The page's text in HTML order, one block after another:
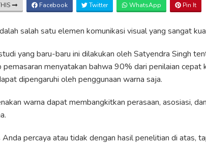
Facebook Twitter WhatsApp Pin It
salah satu elemen komunikasi visual yang sangat
yang baru-baru ini dilakukan oleh Satyendra Singh
pemasaran menyatakan bahwa 90% dari penilaian cepat
dipengaruhi oleh penggunaan warna saja.
warna dapat membangkitkan perasaan, asosiasi,
Anda percaya atau tidak dengan hasil penelitian di atas,